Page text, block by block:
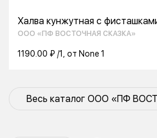
Халва кунжутная с
ООО «ПФ ВОСТОЧНАЯ СКАЗКА»
1190.00 ₽ /1, от None 1
Весь каталог ООО «ПФ